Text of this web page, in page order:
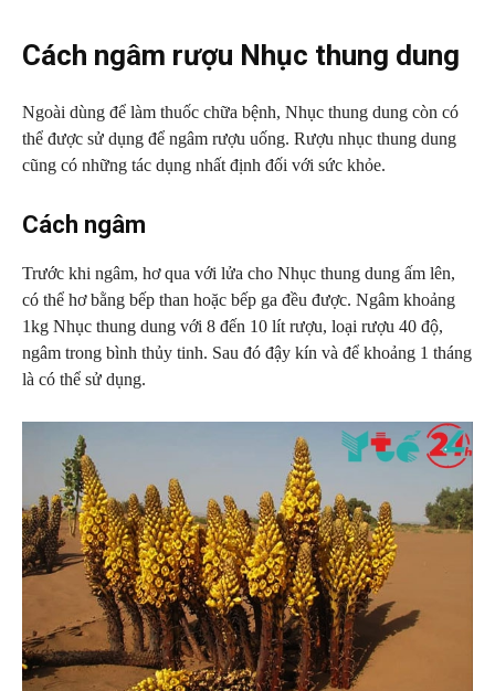
Cách ngâm rượu Nhục thung dung
Ngoài dùng để làm thuốc chữa bệnh, Nhục thung dung còn có
thể được sử dụng để ngâm rượu uống. Rượu nhục thung dung
cũng có những tác dụng nhất định đối với sức khỏe.
Cách ngâm
Trước khi ngâm, hơ qua với lửa cho Nhục thung dung ấm lên,
có thể hơ bằng bếp than hoặc bếp ga đều được. Ngâm khoảng
1kg Nhục thung dung với 8 đến 10 lít rượu, loại rượu 40 độ,
ngâm trong bình thủy tinh. Sau đó đậy kín và để khoảng 1 tháng
là có thể sử dụng.